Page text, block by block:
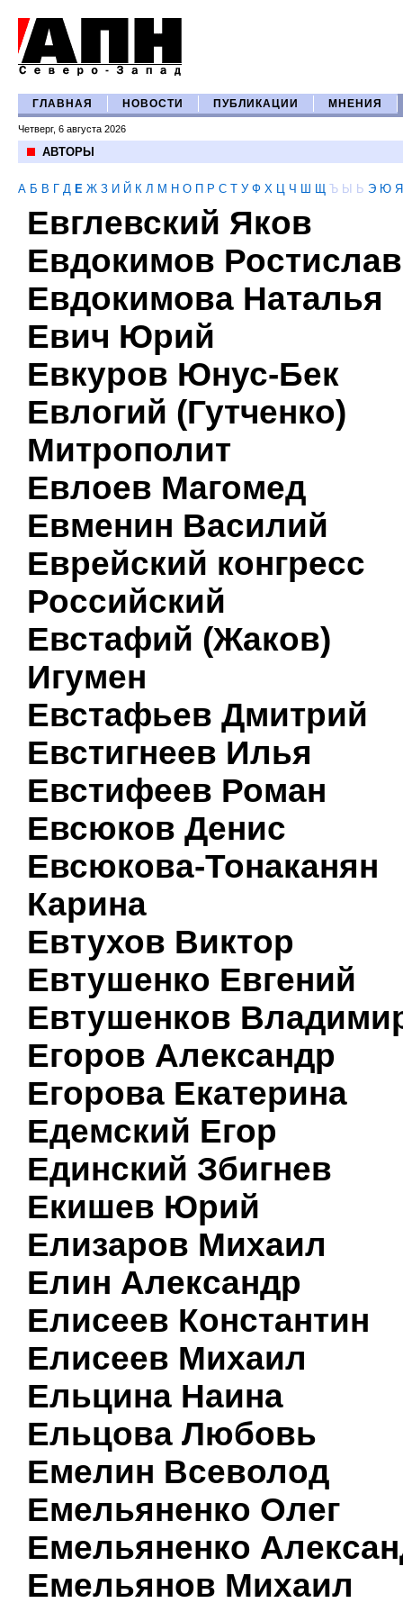
ГЛАВНАЯ НОВОСТИ ПУБЛИКАЦИИ МНЕНИЯ
Четверг, 6 августа 2026
АВТОРЫ
А Б В Г Д Е Ж З И Й К Л М Н О П Р С Т У Ф Х Ц Ч Ш Щ Ъ Ы Ь Э Ю Я
Евглевский Яков
Евдокимов Ростислав
Евдокимова Наталья
Евич Юрий
Евкуров Юнус-Бек
Евлогий (Гутченко)
Митрополит
Евлоев Магомед
Евменин Василий
Еврейский конгресс
Российский
Евстафий (Жаков)
Игумен
Евстафьев Дмитрий
Евстигнеев Илья
Евстифеев Роман
Евсюков Денис
Евсюкова-Тонаканян
Карина
Евтухов Виктор
Евтушенко Евгений
Евтушенков
Егоров Александр
Егорова Екатерина
Едемский Егор
Единский Збигнев
Екишев Юрий
Елизаров Михаил
Елин Александр
Елисеев Константин
Елисеев Михаил
Ельцина Наина
Ельцова Любовь
Емелин Всеволод
Емельяненко Олег
Емельяненко
Емельянов Михаил